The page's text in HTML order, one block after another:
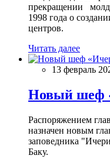
прекращении
1998 года о
центров.
Читать далее
13 февраль
Новый шеф
Распоряжением
назначен новым
заповедника
Баку.